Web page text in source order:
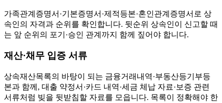
가족관계증명서·기본증명서·제적등본·혼인관계증명서로 상
속인의 자격과 순위를 확인합니다. 뒷순위 상속인이 신고할 때
는 앞 순위의 포기·승인 관계까지 함께 짚어야 합니다.
재산·채무 입증 서류
상속재산목록의 바탕이 되는 금융거래내역·부동산등기부등
본과 함께, 대출 약정서·카드 내역·세금 체납 자료·보증 관련
서류처럼 빚을 뒷받침할 자료를 모읍니다. 목록이 정확해야 한